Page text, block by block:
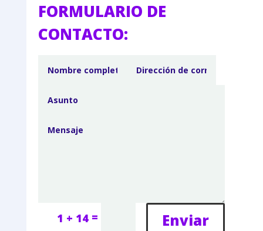
FORMULARIO DE
CONTACTO:
1 + 14 = Enviar